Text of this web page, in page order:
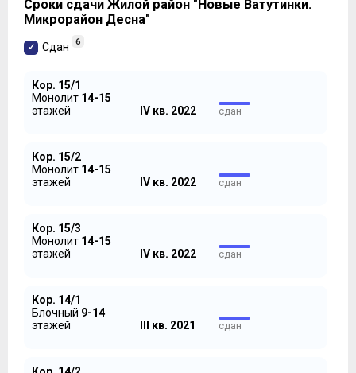
В ряде секций, где на этаже сосуществуют пять-шесть
квартир (например, в секциях 13 и 15 корпуса 14/3 или
в секции 9 корпуса 14/2), наслаждаться жизнью будет
нежели в секциях, перенаселенных до предела (корпус
14/2 секция 12, 14/1 секция 1). Четырнадцать квартир
варианты, такие как в 11-ой секции корпуса 14/2, на
лестничных клетках которой расположено 9 квартир:
Сроки сдачи Жилой район "Новые Ватутинки.
Микрорайон Десна"
Сдан 6
Кор. 15/1
Монолит 14-15
этажей
IV кв. 2022 сдан
Кор. 15/2
Монолит 14-15
этажей
IV кв. 2022 сдан
Кор. 15/3
Монолит 14-15
этажей
IV кв. 2022 сдан
Кор. 14/1
Блочный 9-14
этажей
III кв. 2021 сдан